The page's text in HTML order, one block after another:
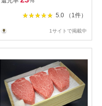
5.0 （1件）
1サイトで掲載中